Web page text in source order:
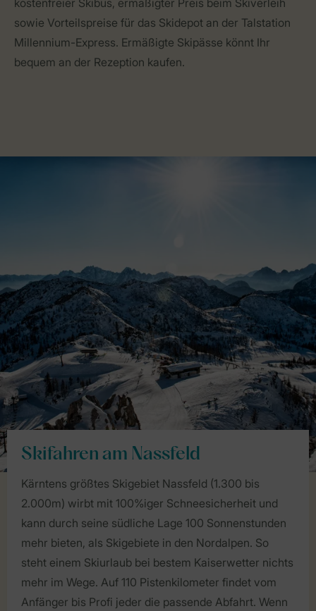
kostenfreier Skibus, ermäßigter Preis beim Skiverleih
sowie Vorteilspreise für das Skidepot an der Talstation
Millennium-Express. Ermäßigte Skipässe könnt Ihr
bequem an der Rezeption kaufen.
Skifahren am Nassfeld
Kärntens größtes Skigebiet Nassfeld (1.300 bis
2.000m) wirbt mit 100%iger Schneesicherheit und
kann durch seine südliche Lage 100 Sonnenstunden
mehr bieten, als Skigebiete in den Nordalpen. So
steht einem Skiurlaub bei bestem Kaiserwetter nichts
mehr im Wege. Auf 110 Pistenkilometer findet vom
Anfänger bis Profi jeder die passende Abfahrt. Wenn